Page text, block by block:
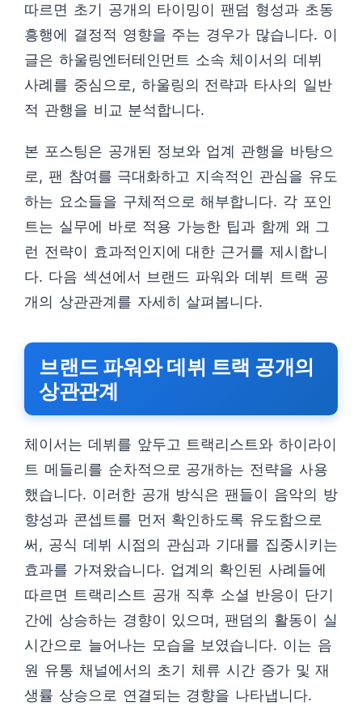
따르면 초기 공개의 타이밍이 팬덤 형성과 초동
흥행에 결정적 영향을 주는 경우가 많습니다. 이
글은 하울링엔터테인먼트 소속 체이서의 데뷔
사례를 중심으로, 하울링의 전략과 타사의 일반
적 관행을 비교 분석합니다.
본 포스팅은 공개된 정보와 업계 관행을 바탕으
로, 팬 참여를 극대화하고 지속적인 관심을 유도
하는 요소들을 구체적으로 해부합니다. 각 포인
트는 실무에 바로 적용 가능한 팁과 함께 왜 그
런 전략이 효과적인지에 대한 근거를 제시합니
다. 다음 섹션에서 브랜드 파워와 데뷔 트랙 공
개의 상관관계를 자세히 살펴봅니다.
브랜드 파워와 데뷔 트랙 공개의
상관관계
체이서는 데뷔를 앞두고 트랙리스트와 하이라이
트 메들리를 순차적으로 공개하는 전략을 사용
했습니다. 이러한 공개 방식은 팬들이 음악의 방
향성과 콘셉트를 먼저 확인하도록 유도함으로
써, 공식 데뷔 시점의 관심과 기대를 집중시키는
효과를 가져왔습니다. 업계의 확인된 사례들에
따르면 트랙리스트 공개 직후 소셜 반응이 단기
간에 상승하는 경향이 있으며, 팬덤의 활동이 실
시간으로 늘어나는 모습을 보였습니다. 이는 음
원 유통 채널에서의 초기 체류 시간 증가 및 재
생률 상승으로 연결되는 경향을 나타냅니다.